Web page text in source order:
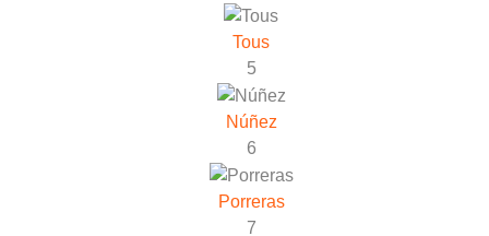
Tous
5
Núñez
6
Porreras
7